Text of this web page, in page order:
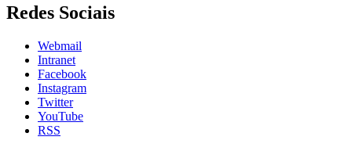
Redes Sociais
Webmail
Intranet
Facebook
Instagram
Twitter
YouTube
RSS